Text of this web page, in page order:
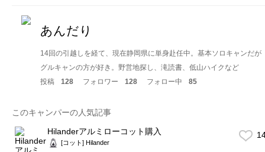
あんだり
14回の引越しを経て、現在静岡県に単身赴任中。基本ソロキャンだが
グルキャンの方が好き。野営地探し、滝読書、低山ハイクなど
投稿
128 フォロワー 128 フォロー中 85
このキャンパーの人気記事
Hilanderアルミローコット購入
[コット] Hilander